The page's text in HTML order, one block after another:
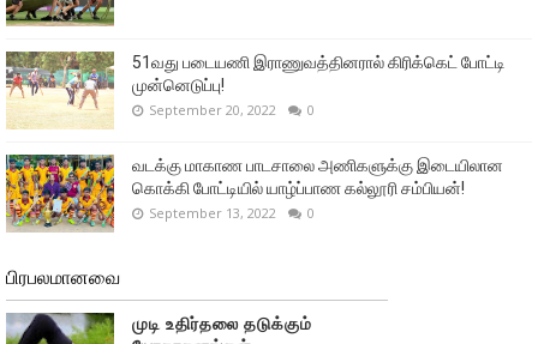
51வது படையணி இராணுவத்தினரால் கிரிக்கெட் போட்டி
முன்னெடுப்பு!
September 20, 2022 0
வடக்கு மாகாண பாடசாலை அணிகளுக்கு இடையிலான
கொக்கி போட்டியில் யாழ்ப்பாண கல்லூரி சம்பியன்!
September 13, 2022 0
பிரபலமானவை
முடி உதிர்தலை தடுக்கும்